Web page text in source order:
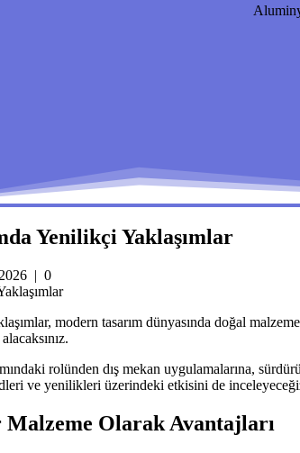
Yenilikçi Yaklaşımlar
| 0
modern tasarım dünyasında doğal
rolünden dış mekan uygulamalarına,
ve yenilikleri üzerindeki etkisini de
Olarak Avantajları